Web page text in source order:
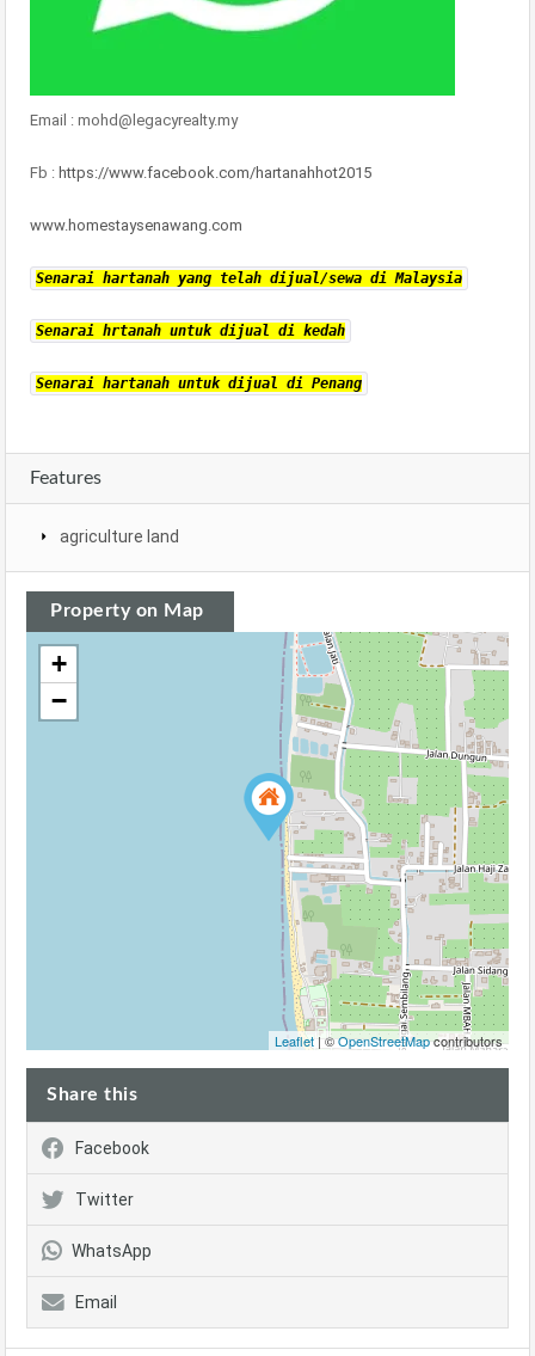
Email : mohd@legacyrealty.my
Fb : https://www.facebook.com/hartanahhot2015
www.homestaysenawang.com
Senarai hartanah yang telah dijual/sewa di Malaysia
Senarai hrtanah untuk dijual di kedah
Senarai hartanah untuk dijual di Penang
Features
agriculture land
Property on Map
+
−
Leaflet | ©OpenStreetMapcontributors
Share this
Facebook
Twitter
WhatsApp
Email